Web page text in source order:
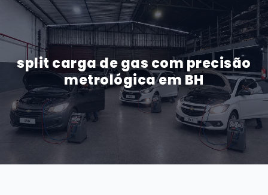
split carga de gas com precisão
metrológica em BH